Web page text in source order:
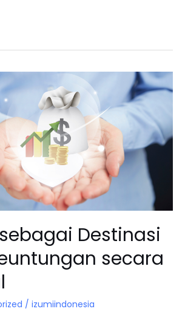
Destinasi
secara
/ izumiindonesia